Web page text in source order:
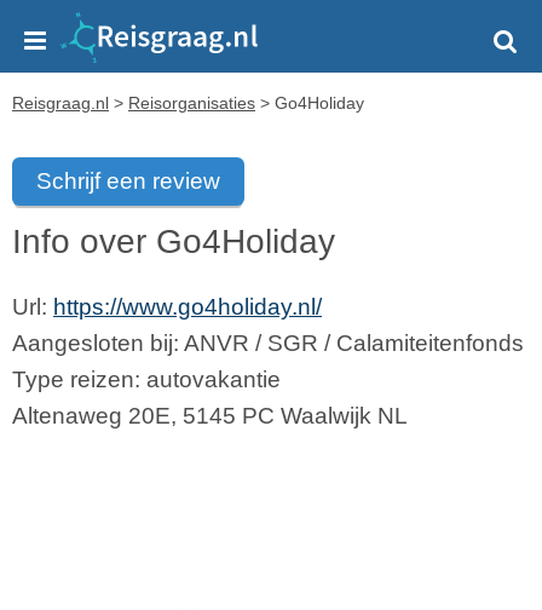
Reisgraag.nl > Reisorganisaties > Go4Holiday
Schrijf een review
Info over Go4Holiday
Url: https://www.go4holiday.nl/
Aangesloten bij: ANVR / SGR / Calamiteitenfonds
Type reizen: autovakantie
Altenaweg 20E, 5145 PC Waalwijk NL